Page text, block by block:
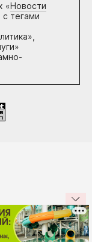
«Новости
с тегами